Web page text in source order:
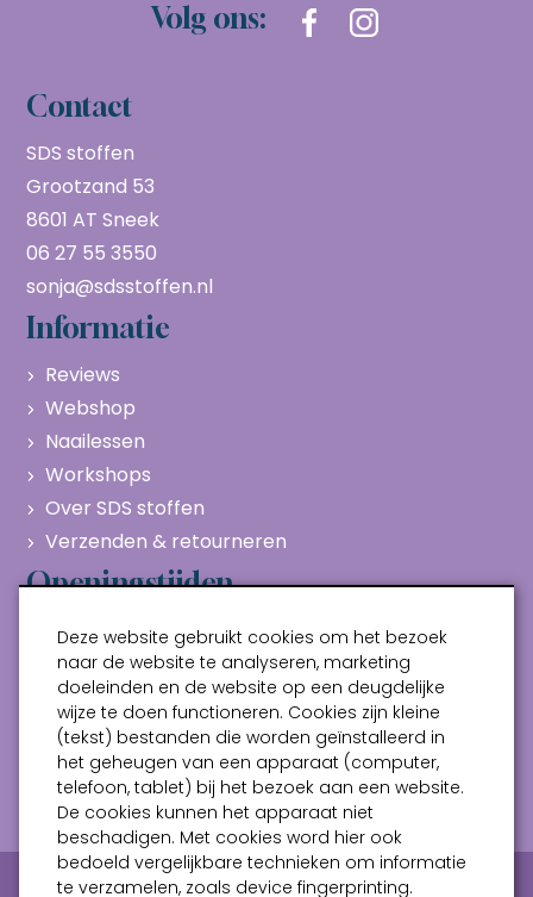
Volg ons:
Contact
SDS stoffen
Grootzand 53
8601 AT Sneek
06 27 55 3550
sonja@sdsstoffen.nl
Informatie
Reviews
Webshop
Naailessen
Workshops
Over SDS stoffen
Verzenden & retourneren
Openingstijden
Maandag
Gesloten
Dinsdag
10:00 - 17:00
Woensdag
10:00 - 17:00
Donderdag
10:00 - 17:00
Vrijdag
10:00 - 17:00
Zaterdag
10:00 - 17:00
Privacy verklaring Algemene voorwaarden
Deze website gebruikt cookies om het bezoek
naar de website te analyseren, marketing
doeleinden en de website op een deugdelijke
wijze te doen functioneren. Cookies zijn kleine
(tekst) bestanden die worden geïnstalleerd in
het geheugen van een apparaat (computer,
telefoon, tablet) bij het bezoek aan een website.
De cookies kunnen het apparaat niet
beschadigen. Met cookies word hier ook
bedoeld vergelijkbare technieken om informatie
te verzamelen, zoals device fingerprinting.